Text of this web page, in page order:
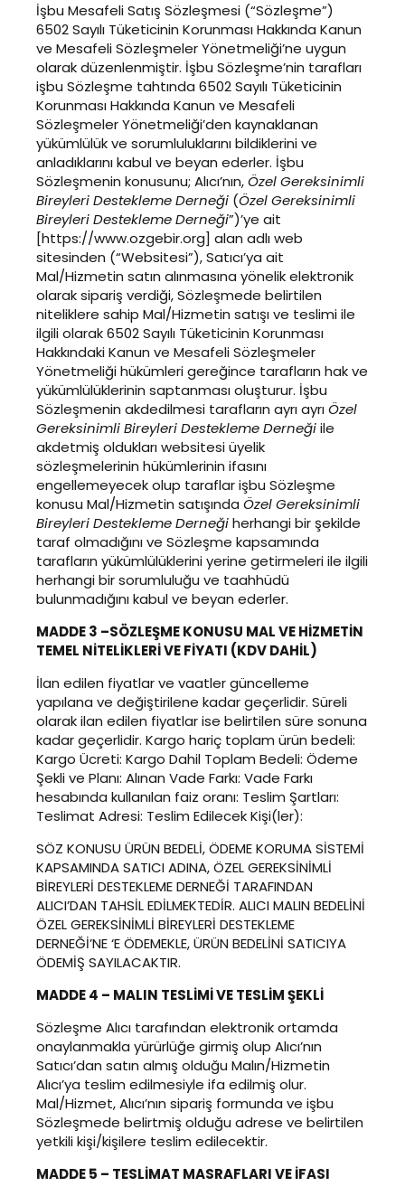
İşbu Mesafeli Satış Sözleşmesi (“Sözleşme”)
6502 Sayılı Tüketicinin Korunması Hakkında Kanun
ve Mesafeli Sözleşmeler Yönetmeliği’ne uygun
olarak düzenlenmiştir. İşbu Sözleşme’nin tarafları
işbu Sözleşme tahtında 6502 Sayılı Tüketicinin
Korunması Hakkında Kanun ve Mesafeli
Sözleşmeler Yönetmeliği’den kaynaklanan
yükümlülük ve sorumluluklarını bildiklerini ve
anladıklarını kabul ve beyan ederler. İşbu
Sözleşmenin konusunu; Alıcı’nın,Özel Gereksinimli
Bireyleri Destekleme Derneği (Özel Gereksinimli
Bireyleri Destekleme Derneği”)’ye ait
[https://www.ozgebir.org] alan adlı web
sitesinden (“Websitesi”), Satıcı’ya ait
Mal/Hizmetin satın alınmasına yönelik elektronik
olarak sipariş verdiği, Sözleşmede belirtilen
niteliklere sahip Mal/Hizmetin satışı ve teslimi ile
ilgili olarak 6502 Sayılı Tüketicinin Korunması
Hakkındaki Kanun ve Mesafeli Sözleşmeler
Yönetmeliği hükümleri gereğince tarafların hak ve
yükümlülüklerinin saptanması oluşturur. İşbu
Sözleşmenin akdedilmesi tarafların ayrı ayrıÖzel
Gereksinimli Bireyleri Destekleme Derneğiile
akdetmiş oldukları websitesi üyelik
sözleşmelerinin hükümlerinin ifasını
engellemeyecek olup taraflar işbu Sözleşme
konusu Mal/Hizmetin satışında Özel Gereksinimli
Bireyleri Destekleme Derneğiherhangi bir şekilde
taraf olmadığını ve Sözleşme kapsamında
tarafların yükümlülüklerini yerine getirmeleri ile ilgili
herhangi bir sorumluluğu ve taahhüdü
bulunmadığını kabul ve beyan ederler.
MADDE 3 –SÖZLEŞME KONUSU MAL VE HİZMETİN
TEMEL NİTELİKLERİ VE FİYATI (KDV DAHİL)
İlan edilen fiyatlar ve vaatler güncelleme
yapılana ve değiştirilene kadar geçerlidir. Süreli
olarak ilan edilen fiyatlar ise belirtilen süre sonuna
kadar geçerlidir. Kargo hariç toplam ürün bedeli:
Kargo Ücreti: Kargo Dahil Toplam Bedeli: Ödeme
Şekli ve Planı: Alınan Vade Farkı: Vade Farkı
hesabında kullanılan faiz oranı: Teslim Şartları:
Teslimat Adresi: Teslim Edilecek Kişi(ler):
SÖZ KONUSU ÜRÜN BEDELİ, ÖDEME KORUMA SİSTEMİ
KAPSAMINDA SATICI ADINA, ÖZEL GEREKSİNİMLİ
BİREYLERİ DESTEKLEME DERNEĞİ TARAFINDAN
ALICI’DAN TAHSİL EDİLMEKTEDİR. ALICI MALIN BEDELİNİ
ÖZEL GEREKSİNİMLİ BİREYLERİ DESTEKLEME
DERNEĞİ’NE ‘E ÖDEMEKLE, ÜRÜN BEDELİNİ SATICIYA
ÖDEMİŞ SAYILACAKTIR.
MADDE 4 – MALIN TESLİMİ VE TESLİM ŞEKLİ
Sözleşme Alıcı tarafından elektronik ortamda
onaylanmakla yürürlüğe girmiş olup Alıcı’nın
Satıcı’dan satın almış olduğu Malın/Hizmetin
Alıcı’ya teslim edilmesiyle ifa edilmiş olur.
Mal/Hizmet, Alıcı’nın sipariş formunda ve işbu
Sözleşmede belirtmiş olduğu adrese ve belirtilen
yetkili kişi/kişilere teslim edilecektir.
MADDE 5 – TESLİMAT MASRAFLARI VE İFASI